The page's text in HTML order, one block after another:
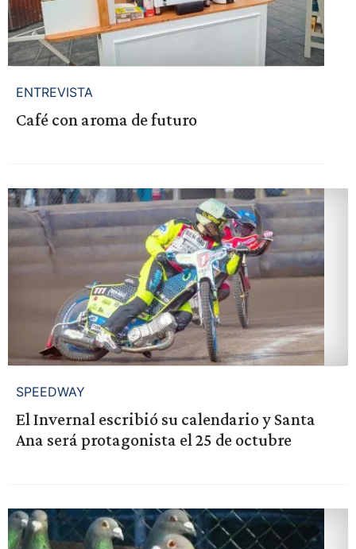
ENTREVISTA
Café con aroma de futuro
SPEEDWAY
El Invernal escribió su calendario y Santa
Ana será protagonista el 25 de octubre